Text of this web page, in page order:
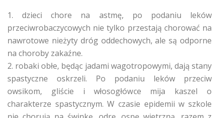
1. dzieci chore na astmę, po podaniu leków
przeciwrobaczycowych nie tylko przestają chorować na
nawrotowe nieżyty dróg oddechowych, ale są odporne
na choroby zakaźne.
2. robaki obłe, będąc jadami wagotropowymi, dają stany
spastyczne oskrzeli. Po podaniu leków przeciw
owsikom, gliście i włosogłówce mija kaszel o
charakterze spastycznym. W czasie epidemii w szkole